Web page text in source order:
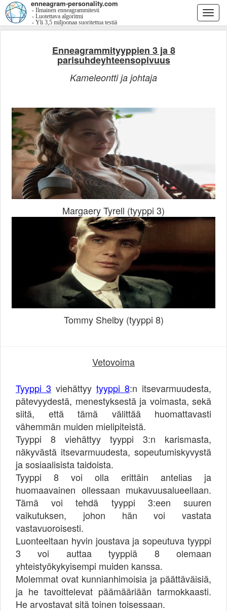
enneagram-personality.com
- Ilmainen enneagrammitesti
- Luotettava algoritmi
- Yli 3,5 miljoonaa suoritettua testiä
Enneagrammityyppien 3 ja 8
parisuhdeyhteensopivuus
Kameleontti ja johtaja
Margaery Tyrell (tyyppi 3)
Tommy Shelby (tyyppi 8)
Vetovoima
Tyyppi 3 viehättyy tyyppi 8:n itsevarmuudesta,
pätevyydestä, menestyksestä ja voimasta, sekä
siitä, että tämä välittää huomattavasti
vähemmän muiden mielipiteistä.
Tyyppi 8 viehättyy tyyppi 3:n karismasta,
näkyvästä itsevarmuudesta, sopeutumiskyvystä
ja sosiaalisista taidoista.
Tyyppi 8 voi olla erittäin antelias ja
huomaavainen ollessaan mukavuusalueellaan.
Tämä voi tehdä tyyppi 3:een suuren
vaikutuksen, johon hän voi vastata
vastavuoroisesti.
Luonteeltaan hyvin joustava ja sopeutuva tyyppi
3 voi auttaa tyyppiä 8 olemaan
yhteistyökykyisempi muiden kanssa.
Molemmat ovat kunnianhimoisia ja päättäväisiä,
ja he tavoittelevat päämääriään tarmokkaasti.
He arvostavat sitä toinen toisessaan.